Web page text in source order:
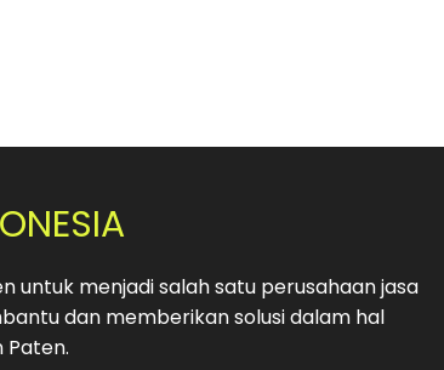
untuk menjadi salah satu perusahaan jasa
dan memberikan solusi dalam hal
Paten.